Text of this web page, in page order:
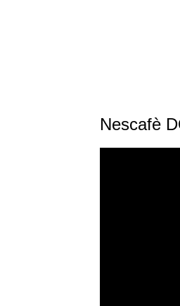
Nescafè